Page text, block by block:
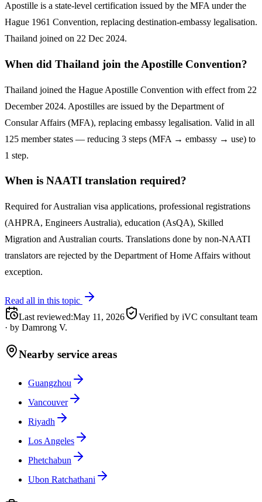
Apostille is a state-level certification issued by the MFA under the
Hague 1961 Convention, replacing destination-embassy legalisation.
Thailand joined on 22 Dec 2024.
When did Thailand join the Apostille Convention?
Thailand joined the Hague Apostille Convention with effect from 22
December 2024. Apostilles are issued by the Department of
Consular Affairs (MFA), replacing embassy legalisation. Valid in all
125 member states — reducing 3 steps (MFA → embassy → use) to
1 step.
When is NAATI translation required?
Required for Australian visa applications, professional registrations
(AHPRA, Engineers Australia), education (AsQA), Skilled
Migration and Australian courts. Translations done by non-NAATI
translators are rejected by the Department of Home Affairs without
exception.
Read all in this topic
Last reviewed:May 11, 2026
Verified by iVC consultant team
· by Damrong V.
Nearby service areas
Guangzhou
Vancouver
Riyadh
Los Angeles
Phetchabun
Ubon Ratchathani